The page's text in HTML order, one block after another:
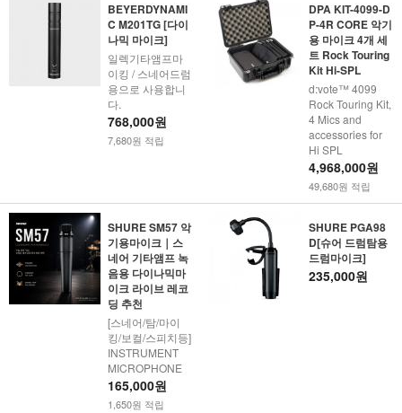
BEYERDYNAMI
C M201TG [다이
나믹 마이크]
일렉기타앰프마
이킹 / 스네어드럼
용으로 사용합니
다.
768,000원
7,680원 적립
DPA KIT-4099-D
P-4R CORE 악기
용 마이크 4개 세
트 Rock Touring
Kit Hi-SPL
d:vote™ 4099
Rock Touring Kit,
4 Mics and
accessories for
Hi SPL
4,968,000원
49,680원 적립
SHURE SM57 악
기용마이크｜스
네어 기타앰프 녹
음용 다이나믹마
이크 라이브 레코
딩 추천
[스네어/탐/마이
킹/보컬/스피치등]
INSTRUMENT
MICROPHONE
165,000원
1,650원 적립
SHURE PGA98
D[슈어 드럼탐용
드럼마이크]
235,000원